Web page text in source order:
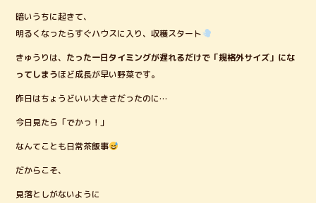
暗いうちに起きて、
明るくなったらすぐハウスに入り、収穫スタート
きゅうりは、 たった一日タイミングが遅れるだけで「規格外サイズ」にな
ってしまうほど成長が早い野菜です。
昨日はちょうどいい大きさだったのに…
今日見たら「でかっ！」
なんてことも日常茶飯事
だからこそ、
見落としがないように